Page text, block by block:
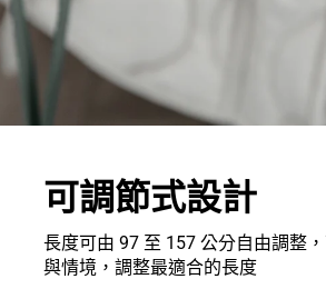
可調節式設計
長度可由 97 至 157 公分自由調整
與情境，調整最適合的長度